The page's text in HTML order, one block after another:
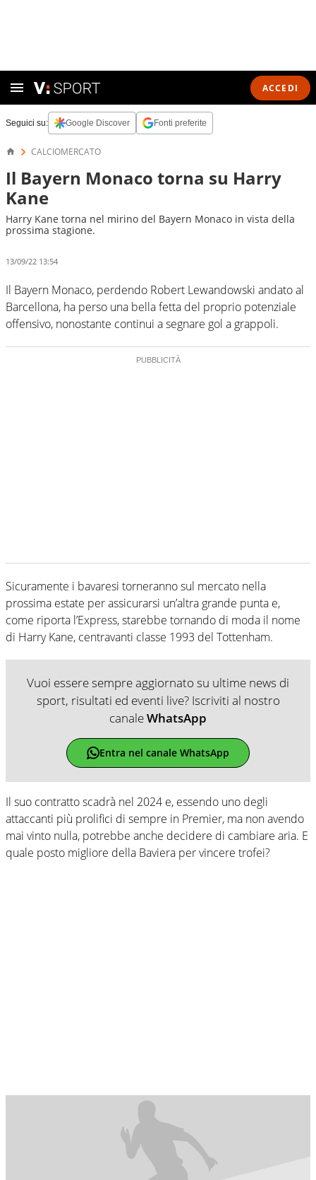
ACCEDI
Seguici su: Google Discover Fonti preferite
CALCIOMERCATO
Il Bayern Monaco torna su Harry
Kane
Harry Kane torna nel mirino del Bayern Monaco in vista della
prossima stagione.
13/09/22 13:54
Il Bayern Monaco, perdendo Robert Lewandowski andato al
Barcellona, ha perso una bella fetta del proprio potenziale
offensivo, nonostante continui a segnare gol a grappoli.
Sicuramente i bavaresi torneranno sul mercato nella
prossima estate per assicurarsi un’altra grande punta e,
come riporta l’Express, starebbe tornando di moda il nome
di Harry Kane, centravanti classe 1993 del Tottenham.
Vuoi essere sempre aggiornato su ultime news di
sport, risultati ed eventi live? Iscriviti al nostro
canaleWhatsApp
Entra nel canale WhatsApp
Il suo contratto scadrà nel 2024 e, essendo uno degli
attaccanti più prolifici di sempre in Premier, ma non avendo
mai vinto nulla, potrebbe anche decidere di cambiare aria. E
quale posto migliore della Baviera per vincere trofei?